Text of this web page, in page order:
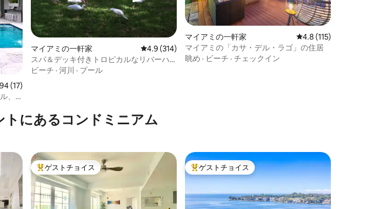
ー17件、5つ星中4.94つ星の平均評価
(17)
、
マイアミの一軒家 レビュー314件、5つ星中4.9つ星の平均評価
4.9 (314)
スパ＆デッキ付きトロピカルなリバーハ
ウス
ビーチ · 河川 · プール
マイアミの一軒家 レビュー115件、5つ
4.8 (115)
マイアミの「カサ・デル・ラゴ」の住居
眺め · ビーチ · チェックイン
トにあるコンドミニアム
大好評のゲストチョイスです。
ゲストチョイス 大好評のゲストチョイスです。
ゲストチョイス